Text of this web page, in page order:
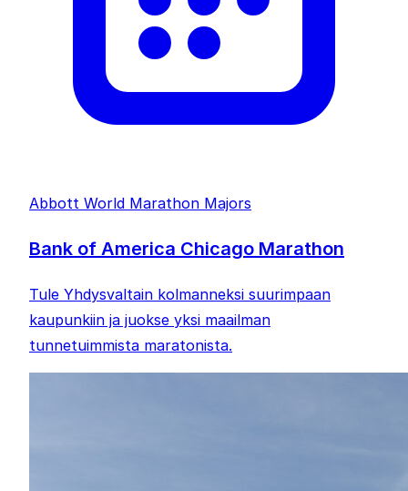
Abbott World Marathon Majors
Bank of America Chicago Marathon
Tule Yhdysvaltain kolmanneksi suurimpaan
kaupunkiin ja juokse yksi maailman
tunnetuimmista maratonista.